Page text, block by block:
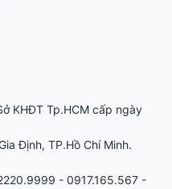
KHĐT Tp.HCM cấp ngày
Định, TP.Hồ Chí Minh.
- 0917.165.567 -